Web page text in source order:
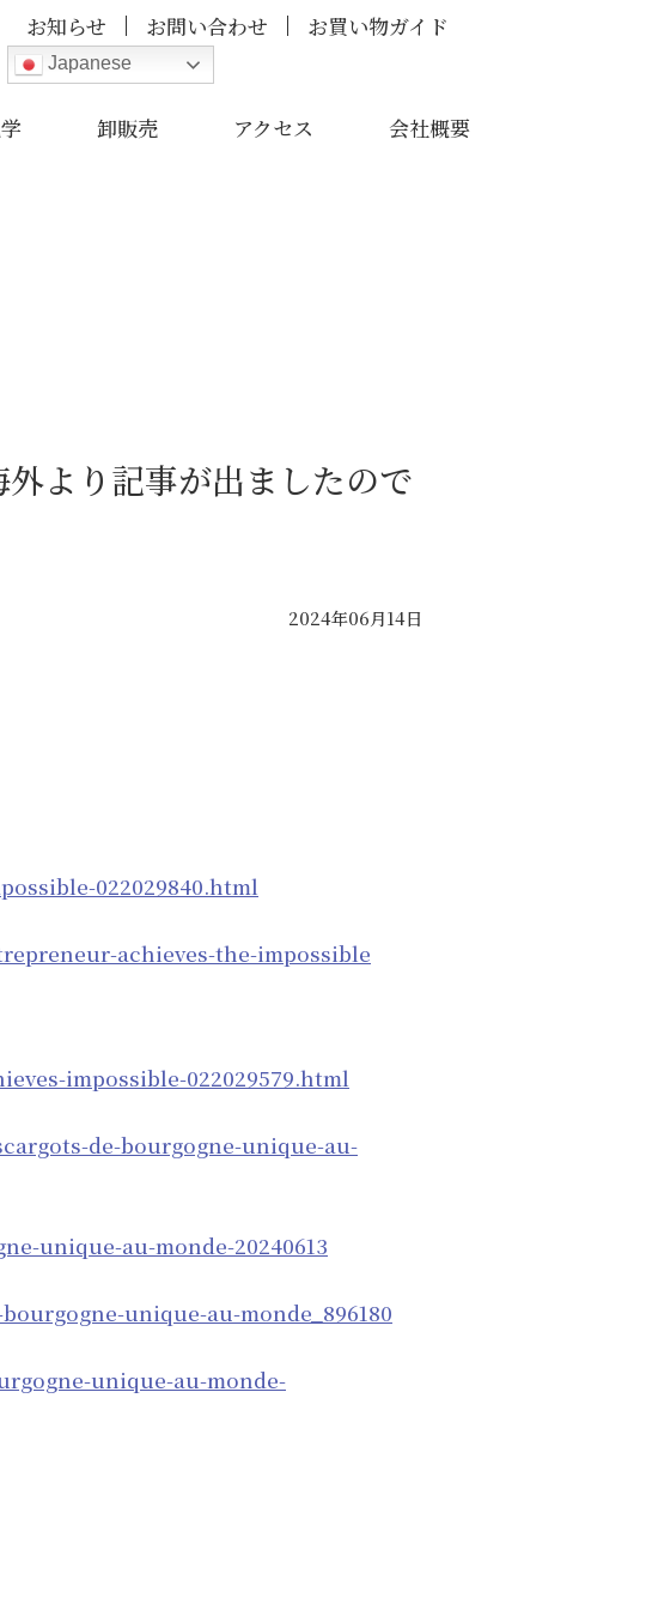
お知らせ お問い合わせ お買い物ガイド
Japanese
卸販売 アクセス 会社概要
より記事が出ましたので
2024年06月14日
022029840.html
achieves-the-impossible
impossible-022029579.html
de-bourgogne-unique-au-
unique-au-monde-20240613
unique-au-monde_896180
unique-au-monde-